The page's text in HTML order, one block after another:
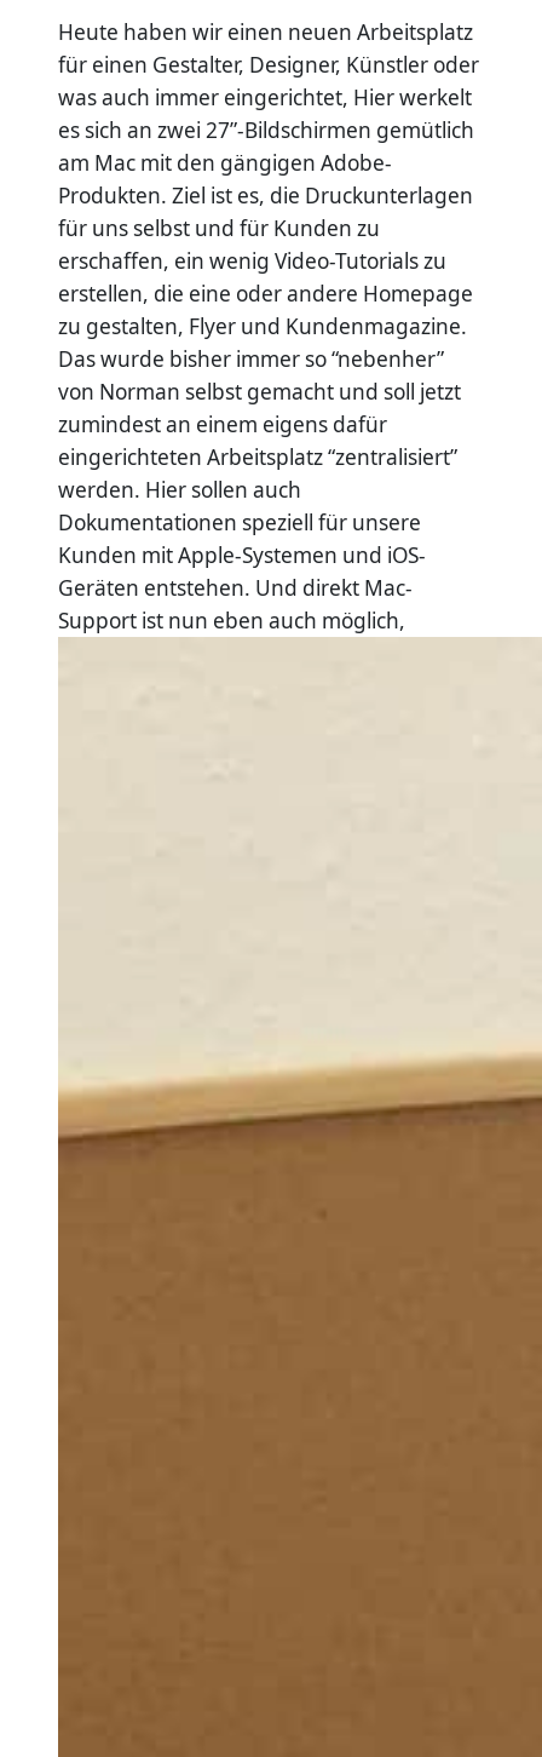
Heute haben wir einen neuen Arbeitsplatz
für einen Gestalter, Designer, Künstler oder
was auch immer eingerichtet, Hier werkelt
es sich an zwei 27”-Bildschirmen gemütlich
am Mac mit den gängigen Adobe-
Produkten. Ziel ist es, die Druckunterlagen
für uns selbst und für Kunden zu
erschaffen, ein wenig Video-Tutorials zu
erstellen, die eine oder andere Homepage
zu gestalten, Flyer und Kundenmagazine.
Das wurde bisher immer so “nebenher”
von Norman selbst gemacht und soll jetzt
zumindest an einem eigens dafür
eingerichteten Arbeitsplatz “zentralisiert”
werden. Hier sollen auch
Dokumentationen speziell für unsere
Kunden mit Apple-Systemen und iOS-
Geräten entstehen. Und direkt Mac-
Support ist nun eben auch möglich,